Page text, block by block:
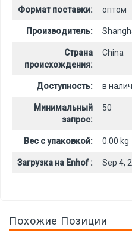
Формат поставки: оптом
Производитель:
Страна
происхождения:
China
Доступность: в
Минимальный
запрос:
50
Вес с упаковкой: 0.00 kg
Загрузка на Enhof : Sep 4,
Похожие Позиции